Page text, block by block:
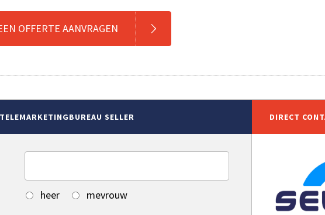
OFFERTE AANVRAGEN
SELLER
heer
mevrouw
DIRECT